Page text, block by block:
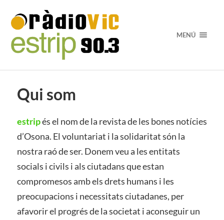
MENÚ
Qui som
estripés el nom de la revista de les bones notícies
d’Osona. El voluntariat i la solidaritat són la
nostra raó de ser. Donem veu a les entitats
socials i civils i als ciutadans que estan
compromesos amb els drets humans i les
preocupacions i necessitats ciutadanes, per
afavorir el progrés de la societat i aconseguir un